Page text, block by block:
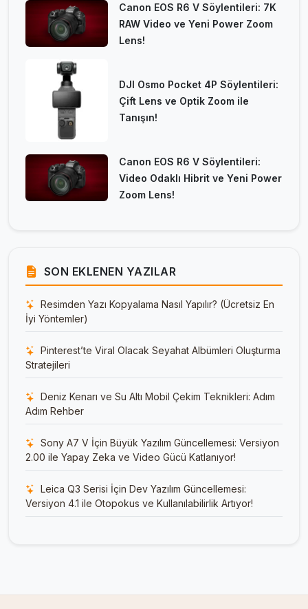
Canon EOS R6 V Söylentileri: 7K
RAW Video ve Yeni Power Zoom
Lens!
DJI Osmo Pocket 4P Söylentileri:
Çift Lens ve Optik Zoom ile
Tanışın!
Canon EOS R6 V Söylentileri:
Video Odaklı Hibrit ve Yeni Power
Zoom Lens!
SON EKLENEN YAZILAR
Resimden Yazı Kopyalama Nasıl Yapılır? (Ücretsiz En
İyi Yöntemler)
Pinterest’te Viral Olacak Seyahat Albümleri Oluşturma
Stratejileri
Deniz Kenarı ve Su Altı Mobil Çekim Teknikleri: Adım
Adım Rehber
Sony A7 V İçin Büyük Yazılım Güncellemesi: Versiyon
2.00 ile Yapay Zeka ve Video Gücü Katlanıyor!
Leica Q3 Serisi İçin Dev Yazılım Güncellemesi:
Versiyon 4.1 ile Otopokus ve Kullanılabilirlik Artıyor!